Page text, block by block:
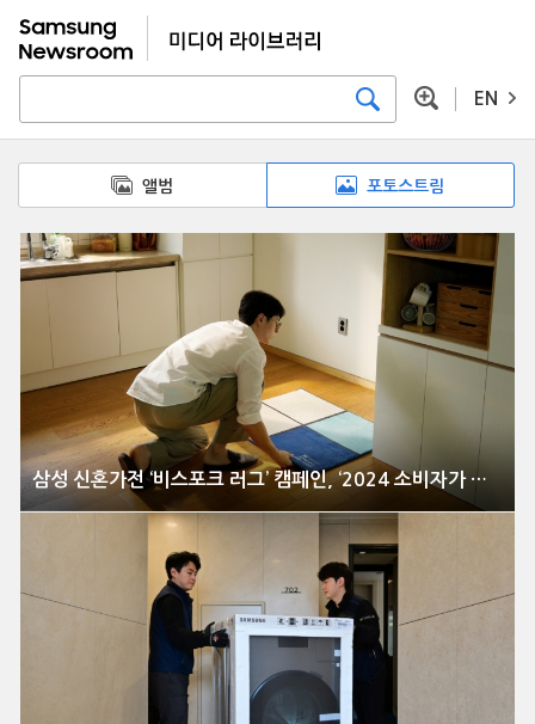
EN
앨범 포토스트림
삼성 신혼가전 ‘비스포크 러그’ 캠페인, ‘2024 소비자가 뽑은 좋은 광고상’ 대상 수상